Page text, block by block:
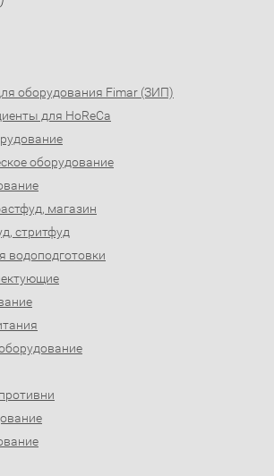
оборудования Fimar (ЗИП)
для HoReCa
оборудование
магазин
стритфуд
водоподготовки